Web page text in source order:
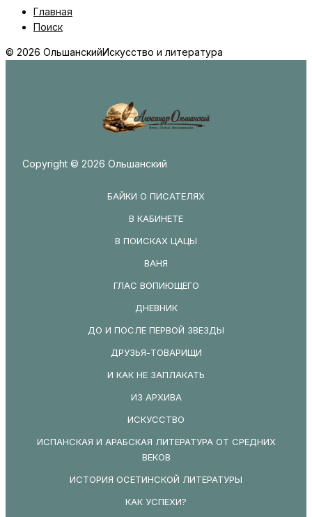
Главная
Поиск
© 2026 ОльшанскийИскусство и литература
Copyright © 2026 Ольшанский
БАЙКИ О ПИСАТЕЛЯХ
В КАБИНЕТЕ
В ПОИСКАХ ЦАЦЫ
ВАНЯ
ГЛАС ВОПИЮЩЕГО
ДНЕВНИК
ДО И ПОСЛЕ ПЕРВОЙ ЗВЕЗДЫ
ДРУЗЬЯ-ТОВАРИЩИ
И КАК НЕ ЗАПЛАКАТЬ
ИЗ АРХИВА
ИСКУССТВО
ИСПАНСКАЯ И АРАБСКАЯ ЛИТЕРАТУРА ОТ СРЕДНИХ
ВЕКОВ
ИСТОРИЯ ОСЕТИНСКОЙ ЛИТЕРАТУРЫ
КАК УСПЕХИ?